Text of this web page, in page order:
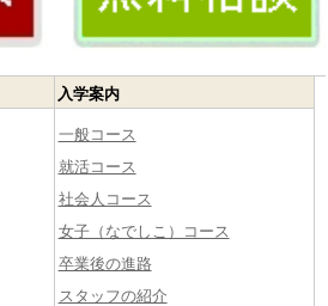
入学案内
一般コース
就活コース
社会人コース
女子（なでしこ）コース
卒業後の進路
スタッフの紹介